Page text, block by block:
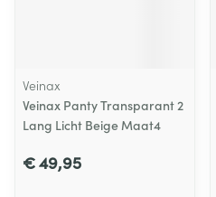
Veinax
Veinax Panty Transparant 2
Lang Licht Beige Maat4
€ 49,95